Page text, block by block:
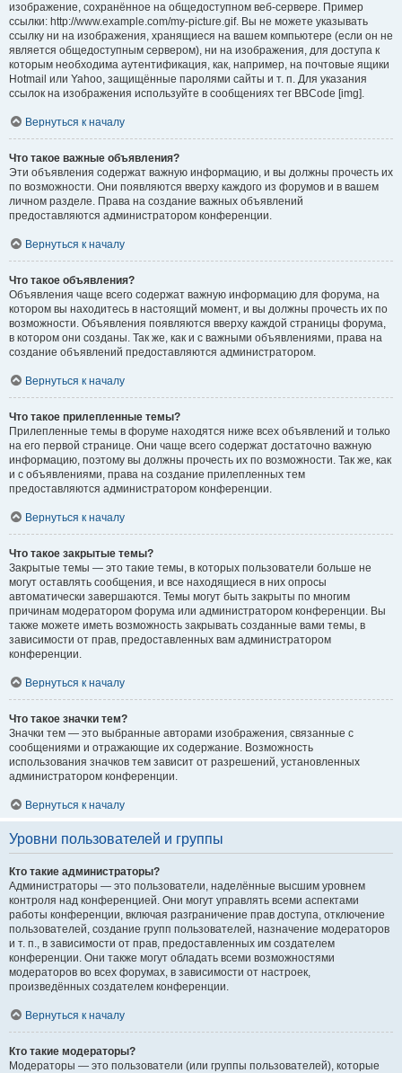
изображение, сохранённое на общедоступном веб-сервере. Пример
ссылки: http://www.example.com/my-picture.gif. Вы не можете указывать
ссылку ни на изображения, хранящиеся на вашем компьютере (если он не
является общедоступным сервером), ни на изображения, для доступа к
которым необходима аутентификация, как, например, на почтовые ящики
Hotmail или Yahoo, защищённые паролями сайты и т. п. Для указания
ссылок на изображения используйте в сообщениях тег BBCode [img].
Вернуться к началу
Что такое важные объявления?
Эти объявления содержат важную информацию, и вы должны прочесть их
по возможности. Они появляются вверху каждого из форумов и в вашем
личном разделе. Права на создание важных объявлений
предоставляются администратором конференции.
Вернуться к началу
Что такое объявления?
Объявления чаще всего содержат важную информацию для форума, на
котором вы находитесь в настоящий момент, и вы должны прочесть их по
возможности. Объявления появляются вверху каждой страницы форума,
в котором они созданы. Так же, как и с важными объявлениями, права на
создание объявлений предоставляются администратором.
Вернуться к началу
Что такое прилепленные темы?
Прилепленные темы в форуме находятся ниже всех объявлений и только
на его первой странице. Они чаще всего содержат достаточно важную
информацию, поэтому вы должны прочесть их по возможности. Так же, как
и с объявлениями, права на создание прилепленных тем
предоставляются администратором конференции.
Вернуться к началу
Что такое закрытые темы?
Закрытые темы — это такие темы, в которых пользователи больше не
могут оставлять сообщения, и все находящиеся в них опросы
автоматически завершаются. Темы могут быть закрыты по многим
причинам модератором форума или администратором конференции. Вы
также можете иметь возможность закрывать созданные вами темы, в
зависимости от прав, предоставленных вам администратором
конференции.
Вернуться к началу
Что такое значки тем?
Значки тем — это выбранные авторами изображения, связанные с
сообщениями и отражающие их содержание. Возможность
использования значков тем зависит от разрешений, установленных
администратором конференции.
Вернуться к началу
Уровни пользователей и группы
Кто такие администраторы?
Администраторы — это пользователи, наделённые высшим уровнем
контроля над конференцией. Они могут управлять всеми аспектами
работы конференции, включая разграничение прав доступа, отключение
пользователей, создание групп пользователей, назначение модераторов
и т. п., в зависимости от прав, предоставленных им создателем
конференции. Они также могут обладать всеми возможностями
модераторов во всех форумах, в зависимости от настроек,
произведённых создателем конференции.
Вернуться к началу
Кто такие модераторы?
Модераторы — это пользователи (или группы пользователей), которые